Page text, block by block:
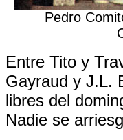
Pedro
Entre Tito y
Gayraud y J.L.
libres del
Nadie se